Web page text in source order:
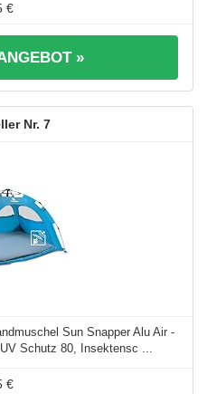
€
»
7
Sun Snapper Alu Air -
Schutz 80, Insektensc ...
€